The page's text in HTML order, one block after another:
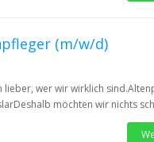
(m/w/d)
lieber, wer wir wirklich
möchten wir nichts